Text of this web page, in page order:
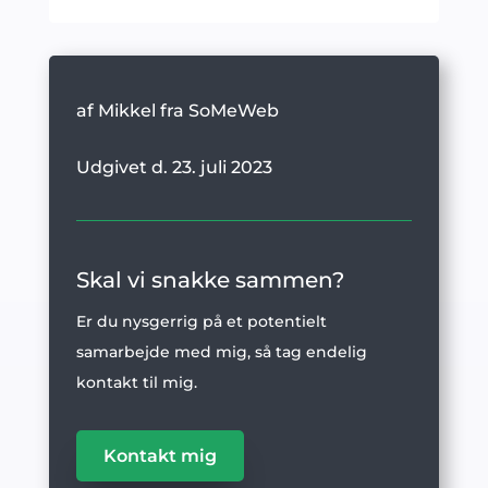
af Mikkel fra SoMeWeb
Udgivet d. 23. juli 2023
Skal vi snakke sammen?
Er du nysgerrig på et potentielt
samarbejde med mig, så tag endelig
kontakt til mig.
Kontakt mig